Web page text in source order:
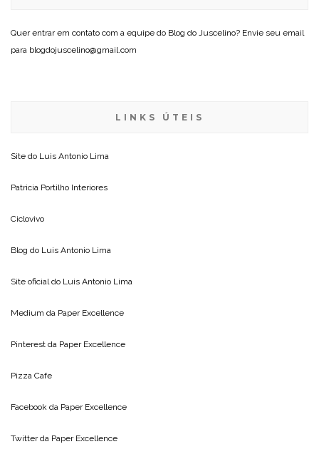
Quer entrar em contato com a equipe do Blog do Juscelino? Envie seu email
para blogdojuscelino@gmail.com
LINKS ÚTEIS
Site do Luis Antonio Lima
Patricia Portilho Interiores
Ciclovivo
Blog do Luis Antonio Lima
Site oficial do Luis Antonio Lima
Medium da Paper Excellence
Pinterest da Paper Excellence
Pizza Cafe
Facebook da Paper Excellence
Twitter da Paper Excellence